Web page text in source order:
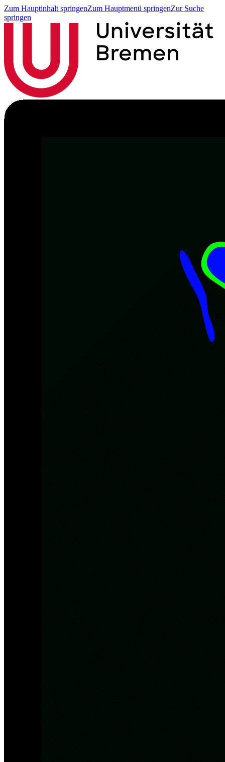
Zum Hauptinhalt springenZum Hauptmenü springenZur Suche
springen